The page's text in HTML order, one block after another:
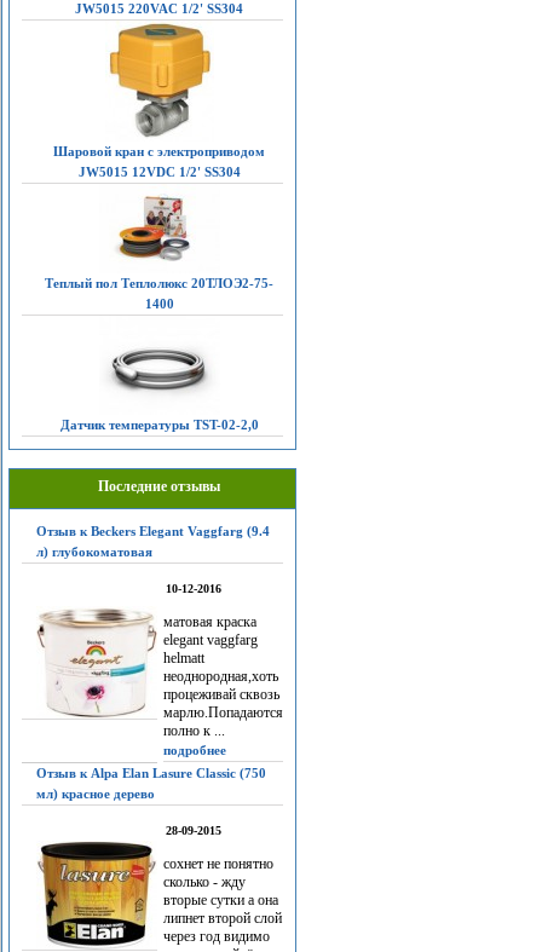
JW5015 220VAC 1/2' SS304
Шаровой кран с электроприводом
JW5015 12VDC 1/2' SS304
Теплый пол Теплолюкс 20ТЛОЭ2-75-
1400
Датчик температуры TST-02-2,0
Последние отзывы
Отзыв к Beckers Elegant Vaggfarg (9.4
л) глубокоматовая
10-12-2016
матовая краска
elegant vaggfarg
helmatt
неоднородная,хоть
процеживай сквозь
марлю.Попадаются
полно к ...
подробнее
Отзыв к Alpa Elan Lasure Classic (750
мл) красное дерево
28-09-2015
сохнет не понятно
сколько - жду
вторые сутки а она
липнет второй слой
через год видимо